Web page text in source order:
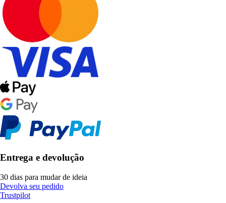
Entrega e devolução
30 dias para mudar de ideia
Devolva seu pedido
Trustpilot